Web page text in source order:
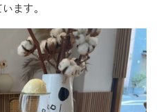
ます。